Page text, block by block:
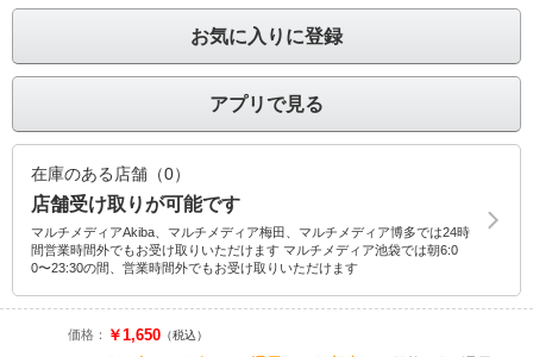
お気に入りに登録
アプリで見る
在庫のある店舗（0）
店舗受け取りが可能です
マルチメディアAkiba、マルチメディア梅田、マルチメディア博多では24時
間営業時間外でもお受け取りいただけます マルチメディア池袋では朝6:0
0〜23:30の間、営業時間外でもお受け取りいただけます
価格： ￥1,650 （税込）